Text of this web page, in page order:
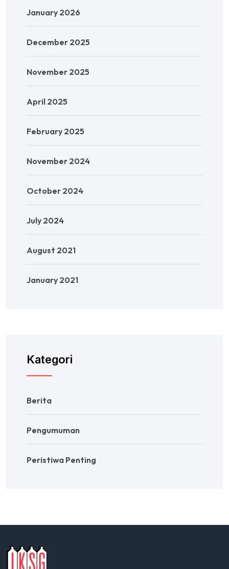
January 2026
December 2025
November 2025
April 2025
February 2025
November 2024
October 2024
July 2024
August 2021
January 2021
Kategori
Berita
Pengumuman
Peristiwa Penting